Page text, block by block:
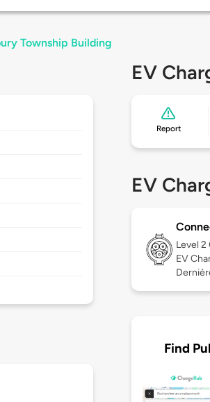
Township Building
EV
Report
EV
Level 2
EV
Find